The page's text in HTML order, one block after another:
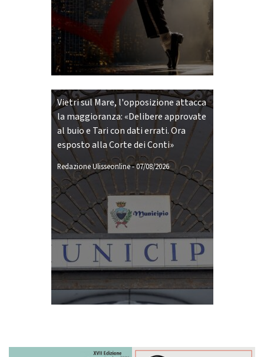
Vietri sul Mare, l'opposizione attacca
la maggioranza: «Delibere approvate
al buio e Tari con dati errati. Ora
esposto alla Corte dei Conti»
Redazione Ulisseonline-07/08/2026